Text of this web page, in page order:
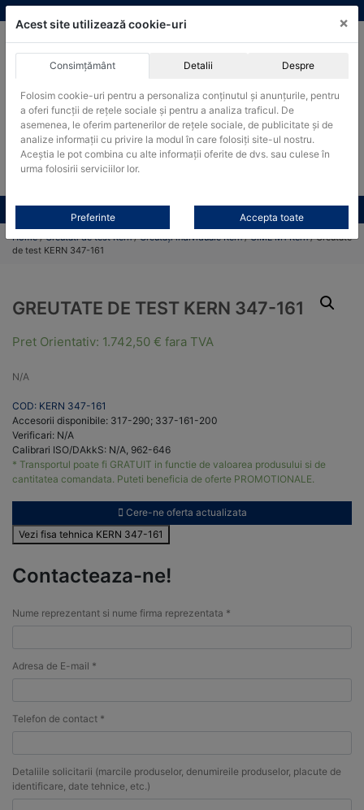
Skip
to
Produsele pot fi achizitionate si in sistemul SEAP / SICAP
Products
search
CAUTARE
Toate produsele CONTACT
Home/Greutati de test Kern/Greutăți individuale Kern/OIML M1 Kern/ Greutate
de test KERN 347-161
GREUTATE DE TEST KERN 347-161
Pret Orientativ: 1.742,50 € fara TVA
N/A
COD: KERN 347-161
Accesorii disponibile: 317-290; 337-161-200
Verificari: N/A
Calibrari ISO/DAkkS: N/A, 962-646
* Transportul poate fi GRATUIT in functie de valoarea produsului si de
cantitatea comandata. Puteti beneficia de oferte PROMOTIONALE.
Cere-ne oferta actualizata
Vezi fisa tehnica KERN 347-161
Contacteaza-ne!
Nume reprezentant si nume firma reprezentata *
Adresa de E-mail *
Telefon de contact *
Detaliile solicitarii (marcile produselor, denumireile produselor, placute de
identificare, date tehnice, etc.)
Acest site utilizează cookie-uri ×
Consimțământ Detalii Despre
Folosim cookie-uri pentru a personaliza conținutul și anunțurile, pentru
a oferi funcții de rețele sociale și pentru a analiza traficul. De
asemenea, le oferim partenerilor de rețele sociale, de publicitate și de
analize informații cu privire la modul în care folosiți site-ul nostru.
Aceștia le pot combina cu alte informații oferite de dvs. sau culese în
urma folosirii serviciilor lor.
Preferinte Accepta toate